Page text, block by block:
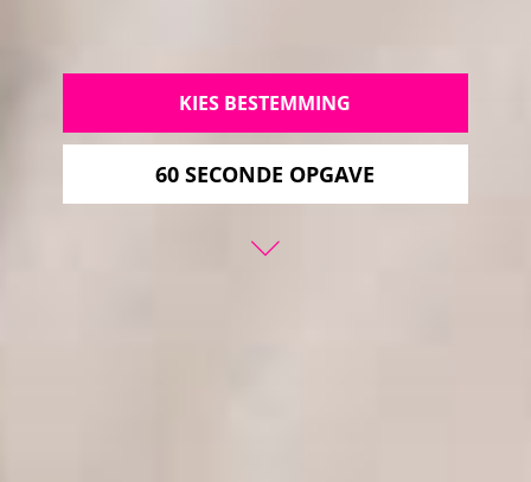
KIES BESTEMMING
60 SECONDE OPGAVE